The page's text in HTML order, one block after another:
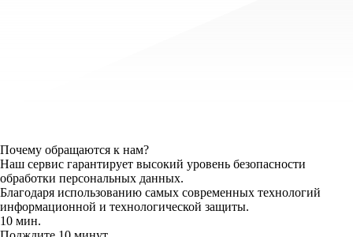
Почему обращаются к нам?
Наш сервис гарантирует высокий уровень безопасности
обработки персональных данных.
Благодаря использованию самых современных технологий
информационной и технологической защиты.
10 мин.